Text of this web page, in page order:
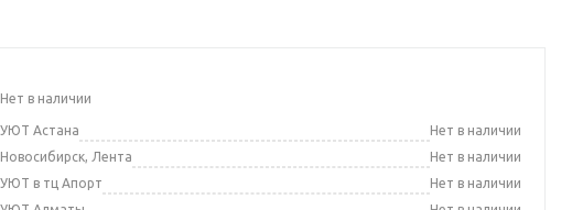
Нет в наличии
УЮТ Астана
Нет в наличии
Новосибирск, Лента
Нет в наличии
УЮТ в тц Апорт
Нет в наличии